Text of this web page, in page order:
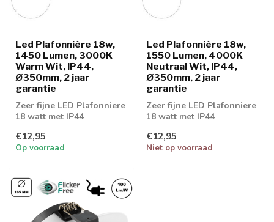
Led Plafonnière 18w,
1450 Lumen, 3000K
Warm Wit, IP44,
Ø350mm, 2 jaar
garantie
Zeer fijne LED Plafonniere
18 watt met IP44
€12,95
Op voorraad
Led Plafonnière 18w,
1550 Lumen, 4000K
Neutraal Wit, IP44,
Ø350mm, 2 jaar
garantie
Zeer fijne LED Plafonniere
18 watt met IP44
€12,95
Niet op voorraad